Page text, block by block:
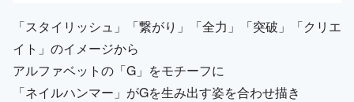
「スタイリッシュ」「繋がり」「全力」「突破」「クリエ
イト」のイメージから
アルファベットの「G」をモチーフに
「ネイルハンマー」がGを生み出す姿を合わせ描き